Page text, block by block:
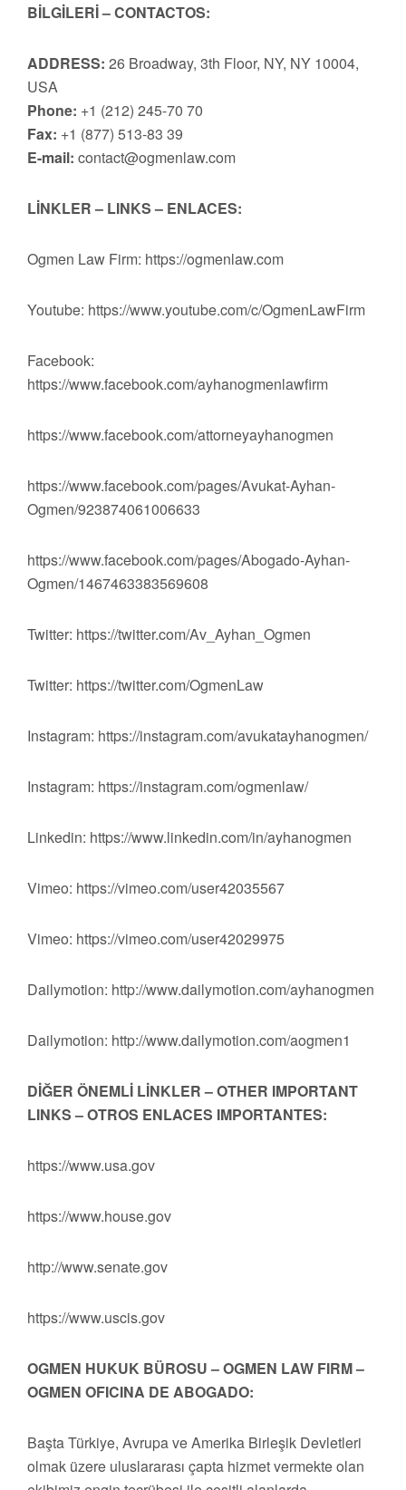
BİLGİLERİ – CONTACTOS:
ADDRESS: 26 Broadway, 3th Floor, NY, NY 10004,
USA
Phone: +1 (212) 245-70 70
Fax: +1 (877) 513-83 39
E-mail: contact@ogmenlaw.com
LİNKLER – LINKS – ENLACES:
Ogmen Law Firm: https://ogmenlaw.com
Youtube: https://www.youtube.com/c/OgmenLawFirm
Facebook:
https://www.facebook.com/ayhanogmenlawfirm
https://www.facebook.com/attorneyayhanogmen
https://www.facebook.com/pages/Avukat-Ayhan-
Ogmen/923874061006633
https://www.facebook.com/pages/Abogado-Ayhan-
Ogmen/1467463383569608
Twitter: https://twitter.com/Av_Ayhan_Ogmen
Twitter: https://twitter.com/OgmenLaw
Instagram: https://instagram.com/avukatayhanogmen/
Instagram: https://instagram.com/ogmenlaw/
Linkedin: https://www.linkedin.com/in/ayhanogmen
Vimeo: https://vimeo.com/user42035567
Vimeo: https://vimeo.com/user42029975
Dailymotion: http://www.dailymotion.com/ayhanogmen
Dailymotion: http://www.dailymotion.com/aogmen1
DİĞER ÖNEMLİ LİNKLER – OTHER IMPORTANT
LINKS – OTROS ENLACES IMPORTANTES:
https://www.usa.gov
https://www.house.gov
http://www.senate.gov
https://www.uscis.gov
OGMEN HUKUK BÜROSU – OGMEN LAW FIRM –
OGMEN OFICINA DE ABOGADO:
Başta Türkiye, Avrupa ve Amerika Birleşik Devletleri
olmak üzere uluslararası çapta hizmet vermekte olan